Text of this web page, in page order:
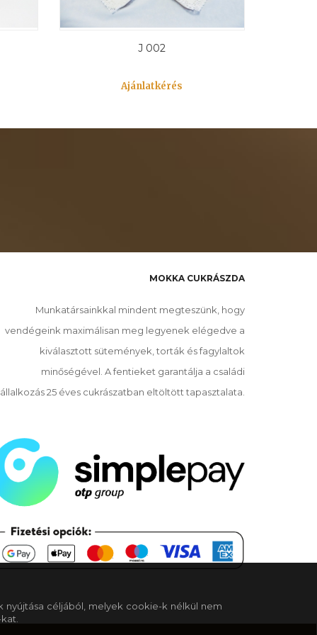
J 002
Ajánlatkérés
MOKKA CUKRÁSZDA
Munkatársainkkal mindent megteszünk, hogy
vendégeink maximálisan meg legyenek elégedve a
kiválasztott sütemények, torták és fagylaltok
minőségével. A fentieket garantálja a családi
25 éves cukrászatban eltöltött tapasztalata.
nyújtása céljából, melyek cookie-k nélkül nem